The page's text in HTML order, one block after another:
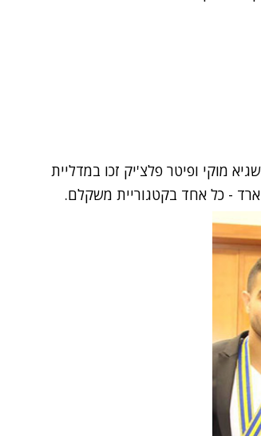
מוקי ופיטר פלצ'יק זכו במדליית
ארד - כל אחד בקטגוריית משקלם.